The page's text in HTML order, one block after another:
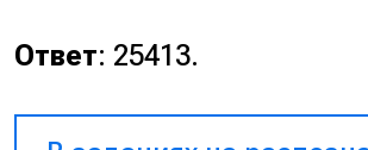
Ответ: 25413.